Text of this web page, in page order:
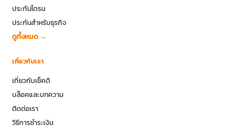
ประกันโดรน
ประกันสำหรับธุรกิจ
ดูทั้งหมด →
เกี่ยวกับเรา
เกี่ยวกับเช็คดิ
บล็อคและบทความ
ติดต่อเรา
วิธีการชำระเงิน